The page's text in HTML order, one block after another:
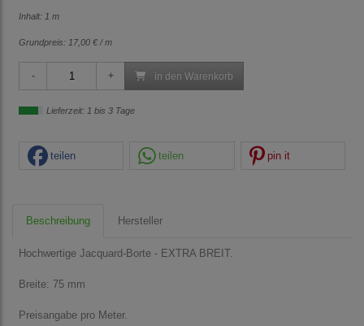
Inhalt: 1 m
Grundpreis: 17,00 € / m
in den Warenkorb
Lieferzeit: 1 bis 3 Tage
teilen teilen pin it
Beschreibung Hersteller
Hochwertige Jacquard-Borte - EXTRA BREIT.
Breite: 75 mm
Preisangabe pro Meter.